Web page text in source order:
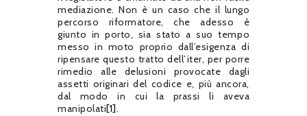
mediazione. Non è un caso che il lungo
percorso riformatore, che adesso è
giunto in porto, sia stato a suo tempo
messo in moto proprio dall’esigenza di
ripensare questo tratto dell’iter, per porre
rimedio alle delusioni provocate dagli
assetti originari del codice e, più ancora,
dal modo in cui la prassi li aveva
manipolati[1].